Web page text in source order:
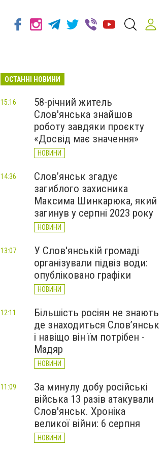
ОСТАННІ НОВИНИ
58-річний житель
Слов'янська знайшов
роботу завдяки проєкту
«Досвід має значення»
НОВИНИ
15:16
Слов’янськ згадує
загиблого захисника
Максима Шинкарюка, який
загинув у серпні 2023 року
НОВИНИ
14:36
У Слов'янській громаді
організували підвіз води:
опубліковано графіки
НОВИНИ
13:07
Більшість росіян не знають
де знаходиться Слов’янськ
і навіщо він їм потрібен -
Мадяр
НОВИНИ
12:11
За минулу добу російські
війська 13 разів атакували
Слов'янськ. Хроніка
великої війни: 6 серпня
НОВИНИ
11:09